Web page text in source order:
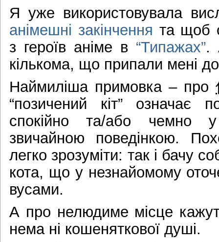
Я уже використовувала
анімешні закінчення та щоб
з героїв аніме в “Типажах”.
кількома, що припали мені
Наймиліша примовка – про
“позичений кіт” означає
спокійно та/або чемно
звичайною поведінкою.
легко зрозуміти: так і бачу
кота, що у незнайомому
вусами.
А про нелюдиме місце
нема ні кошеняткової душі.